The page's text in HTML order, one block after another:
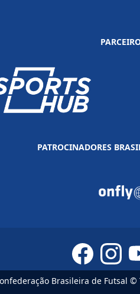
PATROCINADORES
Brasileira de Futsal ©